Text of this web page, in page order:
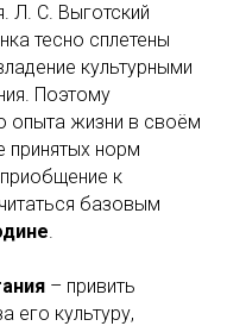
Л. С. Выготский
тесно сплетены
культурными
Поэтому
опыта жизни в своём
принятых норм
к
базовым
.
– привить
его культуру,